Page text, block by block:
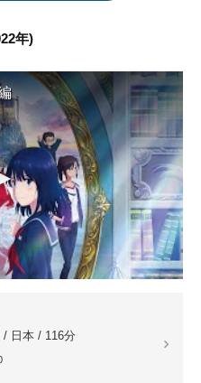
年)
/ 日本 / 116分